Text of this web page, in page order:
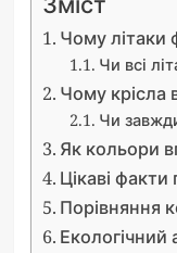
Чому літаки
Чи всі
Чому крісла
Чи
Як кольори
Цікаві факти
Порівняння
Екологічний